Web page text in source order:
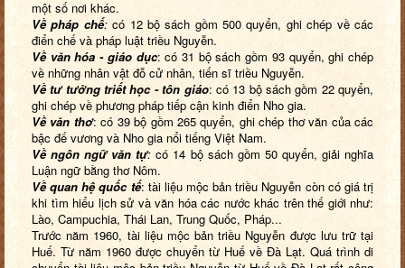
một số nơi khác.
Về pháp chế:có 12 bộ sách gồm 500 quyển, ghi chép về các
điển chế và pháp luật triều Nguyễn.
Về văn hóa - giáo dục: có 31 bộ sách gồm 93 quyển, ghi chép
về những nhân vật đỗ cử nhân, tiến sĩ triều Nguyễn.
Về tư tưởng triết học - tôn giáo: có 13 bộ sách gồm 22 quyển,
ghi chép về phương pháp tiếp cận kinh điển Nho gia.
Về văn thơ: có 39 bộ gồm 265 quyển, ghi chép thơ văn của các
bậc đế vương và Nho gia nổi tiếng Việt Nam.
Về ngôn ngữ văn tự: có 14 bộ sách gồm 50 quyển, giải nghĩa
Luận ngữ bằng thơ Nôm.
Về quan hệ quốc tế: tài liệu mộc bản triều Nguyễn còn có giá trị
khi tìm hiểu lịch sử và văn hóa các nước khác trên thế giới như:
Lào, Campuchia, Thái Lan, Trung Quốc, Pháp...
Trước năm 1960, tài liệu mộc bản triều Nguyễn được lưu trữ tại
Huế. Từ năm 1960 được chuyển từ Huế về Đà Lạt. Quá trình di